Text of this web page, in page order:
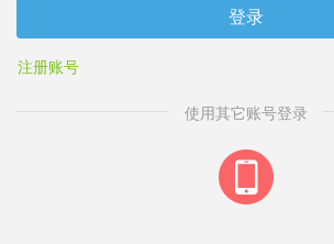
登录
注册账号
使用其它账号登录